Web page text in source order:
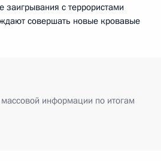
заигрывания с террористами
совершать новые кровавые
информации по итогам